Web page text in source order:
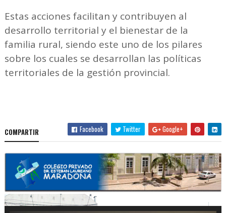
Estas acciones facilitan y contribuyen al
desarrollo territorial y el bienestar de la
familia rural, siendo este uno de los pilares
sobre los cuales se desarrollan las políticas
territoriales de la gestión provincial.
COMPARTIR Facebook Twitter Google+